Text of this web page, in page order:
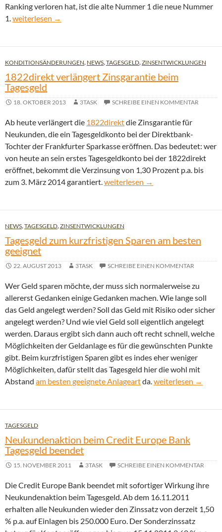
Ranking verloren hat, ist die alte Nummer 1 die neue Nummer
1.Neuer Spitzenreiter beim Tagesgeld Ranking im November
weiterlesen →
KONDITIONSÄNDERUNGEN, NEWS,TAGESGELD,ZINSENTWICKLUNGEN
1822direkt verlängert Zinsgarantie beim
Tagesgeld
18. OKTOBER 2013 3TASK SCHREIBE EINEN KOMMENTAR
Ab heute verlängert die 1822direktdie Zinsgarantie für
Neukunden, die ein Tagesgeldkonto bei der Direktbank-
Tochter der Frankfurter Sparkasse eröffnen. Das bedeutet: wer
von heute an sein erstes Tagesgeldkonto bei der 1822direkt
eröffnet, bekommt die Verzinsung von 1,30 Prozent p.a. bis
zum 3. März 2014 garantiert.1822direkt verlängert
weiterlesen →
NEWS,TAGESGELD,ZINSENTWICKLUNGEN
Tagesgeld zum kurzfristigen Sparen am besten
geeignet
22. AUGUST 2013 3TASK SCHREIBE EINEN KOMMENTAR
Wer Geld sparen möchte, der muss sich normalerweise zu
allererst Gedanken einige Gedanken machen. Wie lange soll
das Geld angelegt werden? Soll das Geld mit Risiko oder sicher
angelegt werden? Und wie viel Geld soll eigentlich angelegt
werden. Daraus ergibt sich dann auch oft recht schnell, welche
Möglichkeiten der Geldanlage es für die gewünschten Punkte
gibt. Beim kurzfristigen Sparen gibt es indes eher weniger
Möglichkeiten, dafür stellt das Tagesgeld hier die wohl mit
Abstand am besten geeignete Anlageartda.Tagesgeld zum
weiterlesen →
TAGESGELD
Neukundenaktion beim Credit Europe Bank
Tagesgeld beendet
15. NOVEMBER 2011 3TASK SCHREIBE EINEN KOMMENTAR
Die Credit Europe Bank beendet mit sofortiger Wirkung ihre
Neukundenaktion beim Tagesgeld. Ab dem 16.11.2011
erhalten alle Neukunden wieder den Zinssatz von derzeit 1,50
% p.a. auf Einlagen bis 250.000 Euro. Der Sonderzinssatz